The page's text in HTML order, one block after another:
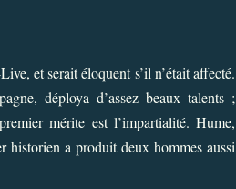
et serait éloquent s’il n’était affecté.
déploya d’assez beaux talents ;
mérite est l’impartialité. Hume,
a produit deux hommes aussi